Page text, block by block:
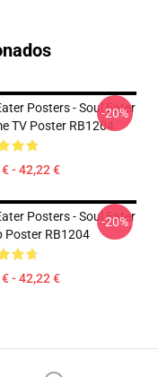
Posters - Soul Eater
TV Poster RB1204
- 42,22 €
-20%
Posters - Soul Eater
Poster RB1204
- 42,22 €
-20%